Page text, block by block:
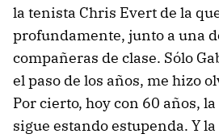
la tenista Chris Evert de la
profundamente, junto a una
compañeras de clase. Sólo
el paso de los años, me hizo
Por cierto, hoy con 60 años,
sigue estando estupenda. Y